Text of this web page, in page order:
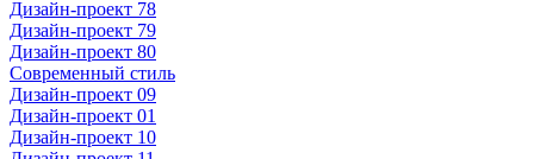
Дизайн-проект 78
Дизайн-проект 79
Дизайн-проект 80
Современный стиль
Дизайн-проект 09
Дизайн-проект 01
Дизайн-проект 10